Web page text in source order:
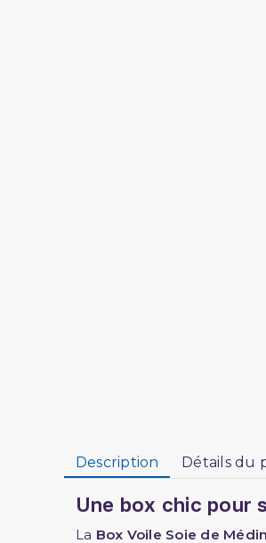
Description Détails du
Une box chic pour
La Box Voile Soie de